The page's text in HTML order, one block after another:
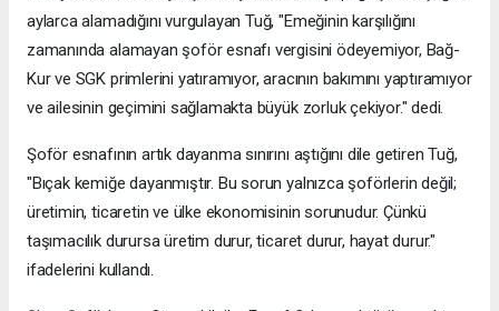
aylarca alamadığını vurgulayan Tuğ, "Emeğinin karşılığını
zamanında alamayan şoför esnafı vergisini ödeyemiyor, Bağ-
Kur ve SGK primlerini yatıramıyor, aracının bakımını yaptıramıyor
ve ailesinin geçimini sağlamakta büyük zorluk çekiyor." dedi.
Şoför esnafının artık dayanma sınırını aştığını dile getiren Tuğ,
"Bıçak kemiğe dayanmıştır. Bu sorun yalnızca şoförlerin değil;
üretimin, ticaretin ve ülke ekonomisinin sorunudur. Çünkü
taşımacılık durursa üretim durur, ticaret durur, hayat durur."
ifadelerini kullandı.